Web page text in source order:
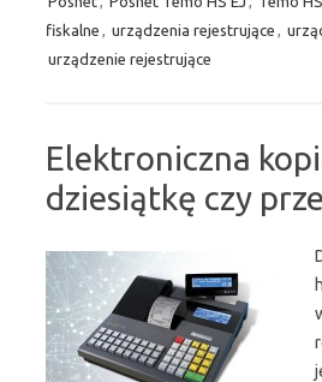
fiskalne , urządzenia rejestrujące ,
urządzenie rejestrujące
Elektroniczna
dziesiątkę czy